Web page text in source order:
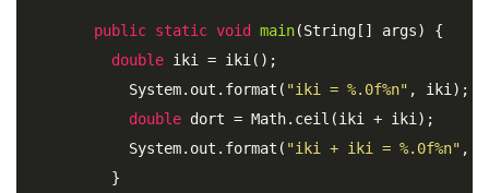
public static void main(String[] args) {
double iki = iki();
	    System.out.format(
"iki = %.0f%n" , iki);
double dort = Math.ceil(iki + iki);
	    System.out.format(
"iki + iki = %.0f%n" ,